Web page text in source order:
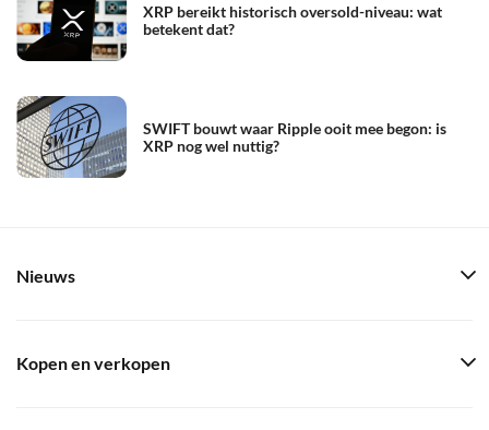
XRP bereikt historisch oversold-niveau: wat
betekent dat?
SWIFT bouwt waar Ripple ooit mee begon: is
XRP nog wel nuttig?
Nieuws
Kopen en verkopen